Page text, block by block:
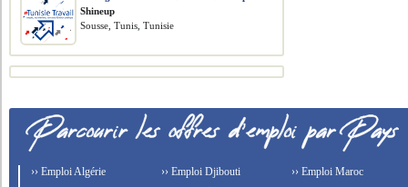
Shineup
Sousse, Tunis, Tunisie
›› Emploi Algérie
›› Emploi Djibouti
›› Emploi Maroc